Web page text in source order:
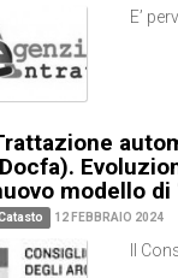
E’
modello di
12 FEBBRAIO 2024
Il